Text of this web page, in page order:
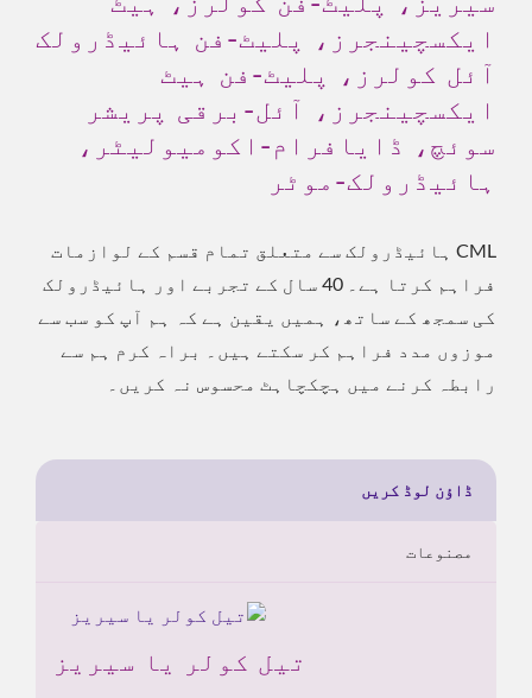
ایکسچینجرز، پلیٹ-فن ہائیڈرولک
آئل کولرز، پلیٹ-فن ہیٹ
ایکسچینجرز، آئل-برقی پریشر
سوئچ، ڈایافرام-اکومیولیٹر،
ہائیڈرولک-موٹر
CML ہائیڈرولک سے متعلق تمام قسم کے لوازمات
فراہم کرتا ہے۔ 40 سال کے تجربے اور ہائیڈرولک
کی سمجھ کے ساتھ، ہمیں یقین ہے کہ ہم آپ کو سب سے
موزوں مدد فراہم کر سکتے ہیں۔ براہ کرم ہم سے
رابطہ کرنے میں ہچکچاہٹ محسوس نہ کریں۔
ڈاؤن لوڈ کریں
مصنوعات
تیل کولر یا سیریز